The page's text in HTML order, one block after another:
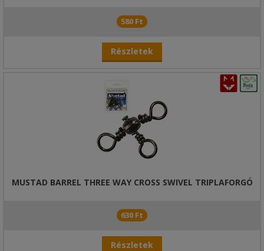
580 Ft
Részletek
MUSTAD BARREL THREE WAY CROSS SWIVEL TRIPLAFORGÓ
630 Ft
Részletek